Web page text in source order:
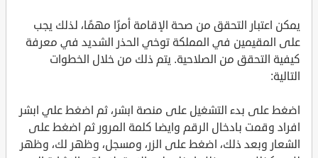
يمكن اعتبار التحقق من صحة الإقامة أمرًا مهمًا، لذلك يجب
على المقيمين في المملكة توخي الحذر الشديد في معرفة
كيفية التحقق من الصلاحية. يتم ذلك من خلال الخطوات
التالية:
اضغط على بدء التشغيل على منصة ابشر، ثم اضغط علي ابشر
افراد وقمت بادخال الرقم وايضا كلمة المرور ثم اضغط على
الشعار وبعد ذلك، اضغط على الزر، ومسجل، وظهر لك، وظهر